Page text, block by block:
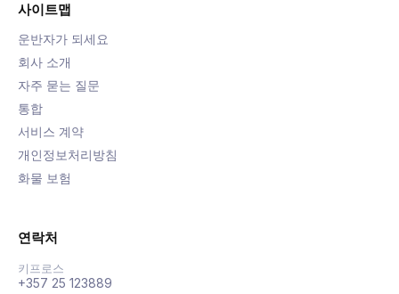
사이트맵
운반자가 되세요
회사 소개
자주 묻는 질문
통합
서비스 계약
개인정보처리방침
화물 보험
연락처
키프로스
+357 25 123889